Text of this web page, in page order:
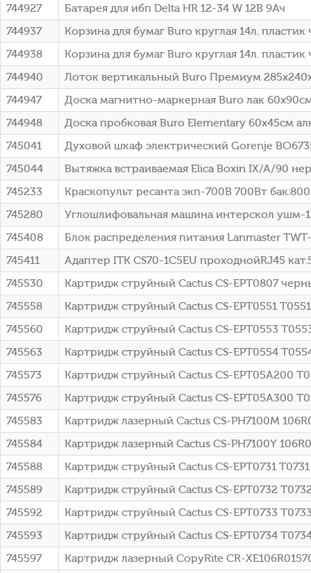
744927
Батарея для ибп Delta HR 12-34 W 12В 9Ач
744937
Корзина для бумаг Buro круглая 14л.
744938
Корзина для бумаг Buro круглая 14л.
744940
Лоток вертикальный Buro Премиум
744947
Доска магнитно-маркерная Buro лак
744948
Доска пробковая Buro Elementary 60x45см
745041
Духовой шкаф электрический Gorenje
745044
Вытяжка встраиваемая Elica Boxin IX/A/90
745233
Краскопульт ресанта экп-700В 700Вт
745280
Углошлифовальная машина интерскол ушм-
745408
Блок распределения питания Lanmaster
745411
Адаптер ITK CS70-1C5EU проходнойRJ45
745530
Картридж струйный Cactus CS-EPT0807
745558
Картридж струйный Cactus CS-EPT0551
745560
Картридж струйный Cactus CS-EPT0553
745563
Картридж струйный Cactus CS-EPT0554
745573
Картридж струйный Cactus CS-EPT05A200
745576
Картридж струйный Cactus CS-EPT05A300
745583
Картридж лазерный Cactus CS-PH7100M
745584
Картридж лазерный Cactus CS-PH7100Y
745588
Картридж струйный Cactus CS-EPT0731
745589
Картридж струйный Cactus CS-EPT0732
745592
Картридж струйный Cactus CS-EPT0733
745593
Картридж струйный Cactus CS-EPT0734
745597
Картридж лазерный CopyRite CR-